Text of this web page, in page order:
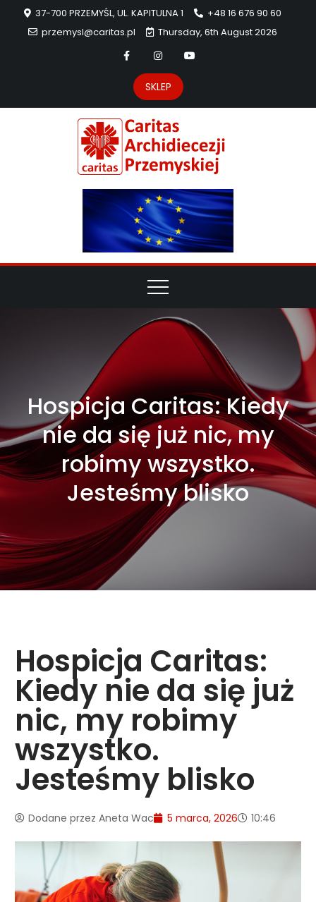
37-700 PRZEMYŚL, UL. KAPITULNA 1
+48 16 676 90 60
przemysl@caritas.pl
Thursday, 6th August 2026
SKLEP
Hospicja Caritas: Kiedy
nie da się już nic, my
robimy wszystko.
Jesteśmy blisko
Hospicja Caritas:
Kiedy nie da się już
nic, my robimy
wszystko.
Jesteśmy blisko
Dodane przez Aneta Wac 5 marca, 2026 10:46